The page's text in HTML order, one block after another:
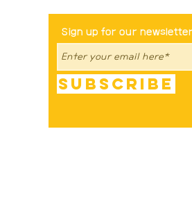
Sign up for our newsletter
Subscribe